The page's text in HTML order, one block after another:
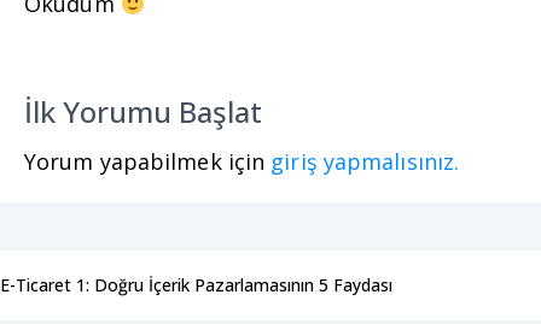
İlk Yorumu Başlat
Yorum yapabilmek için giriş yapmalısınız.
E-Ticaret 1: Doğru İçerik Pazarlamasının 5 Faydası